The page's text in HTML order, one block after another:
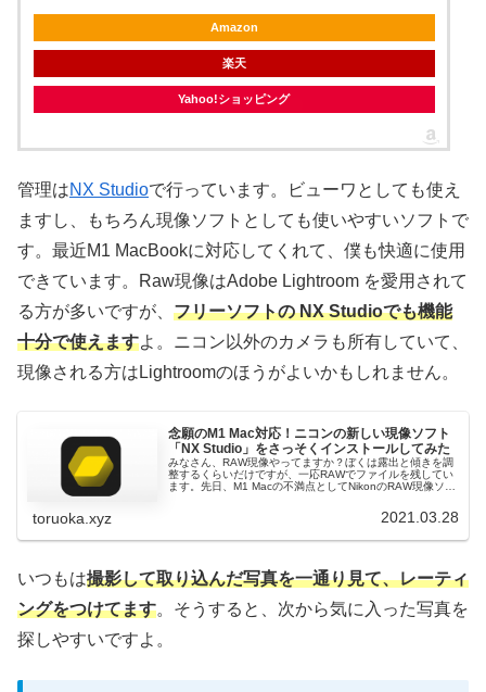
Amazon
楽天
Yahoo!ショッピング
管理はNX Studioで行っています。ビューワとしても使え
ますし、もちろん現像ソフトとしても使いやすいソフトで
す。最近M1 MacBookに対応してくれて、僕も快適に使用
できています。Raw現像はAdobe Lightroom を愛用されて
る方が多いですが、 フリーソフトの NX Studioでも機能
十分で使えますよ。ニコン以外のカメラも所有していて、
現像される方はLightroomのほうがよいかもしれません。
念願のM1 Mac対応！ニコンの新しい現像ソフト
「NX Studio」をさっそくインストールしてみた
みなさん、RAW現像やってますか？ぼくは露出と傾きを調
整するくらいだけですが、一応RAWでファイルを残してい
ます。先日、M1 Macの不満点としてNikonのRAW現像ソフ
toruoka.xyz 2021.03.28
いつもは撮影して取り込んだ写真を一通り見て、レーティ
ングをつけてます。そうすると、次から気に入った写真を
探しやすいですよ。